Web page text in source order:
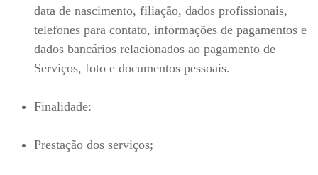
data de nascimento, filiação, dados profissionais,
telefones para contato, informações de pagamentos e
dados bancários relacionados ao pagamento de
Serviços, foto e documentos pessoais.
Finalidade:
Prestação dos serviços;